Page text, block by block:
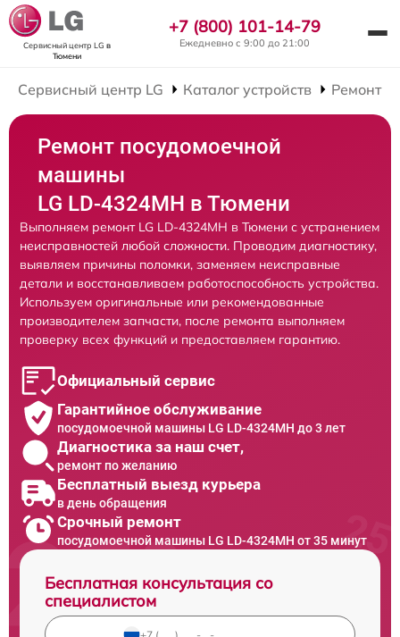
Сервисный центр LG в
Тюмени
+7 (800) 101-14-79
Ежедневно с 9:00 до 21:00
Сервисный центр LG Каталог устройств Ремонт
Ремонт посудомоечной
машины
LG LD-4324MH в Тюмени
Выполняем ремонт LG LD-4324MH в Тюмени с устранением
неисправностей любой сложности. Проводим диагностику,
выявляем причины поломки, заменяем неисправные
детали и восстанавливаем работоспособность устройства.
Используем оригинальные или рекомендованные
производителем запчасти, после ремонта выполняем
проверку всех функций и предоставляем гарантию.
Официальный сервис
Гарантийное обслуживание
посудомоечной машины LG LD-4324MH до 3 лет
Диагностика за наш счет,
ремонт по желанию
Бесплатный выезд курьера
в день обращения
Срочный ремонт
посудомоечной машины LG LD-4324MH от 35 минут
Бесплатная консультация со
специалистом